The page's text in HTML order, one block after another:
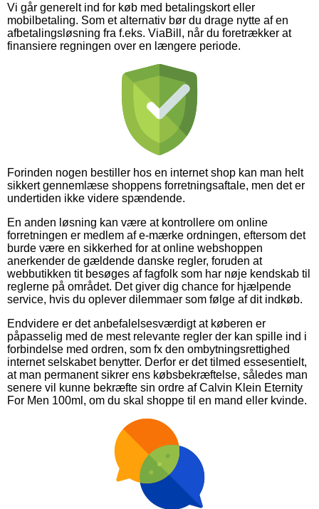
Vi går generelt ind for køb med betalingskort eller
mobilbetaling. Som et alternativ bør du drage nytte af en
afbetalingsløsning fra f.eks. ViaBill, når du foretrækker at
finansiere regningen over en længere periode.
Forinden nogen bestiller hos en internet shop kan man helt
sikkert gennemlæse shoppens forretningsaftale, men det er
undertiden ikke videre spændende.
En anden løsning kan være at kontrollere om online
forretningen er medlem af e-mærke ordningen, eftersom det
burde være en sikkerhed for at online webshoppen
anerkender de gældende danske regler, foruden at
webbutikken tit besøges af fagfolk som har nøje kendskab til
reglerne på området. Det giver dig chance for hjælpende
service, hvis du oplever dilemmaer som følge af dit indkøb.
Endvidere er det anbefalelsesværdigt at køberen er
påpasselig med de mest relevante regler der kan spille ind i
forbindelse med ordren, som fx den ombytningsrettighed
internet selskabet benytter. Derfor er det tilmed essesentielt,
at man permanent sikrer ens købsbekræftelse, således man
senere vil kunne bekræfte sin ordre af Calvin Klein Eternity
For Men 100ml, om du skal shoppe til en mand eller kvinde.